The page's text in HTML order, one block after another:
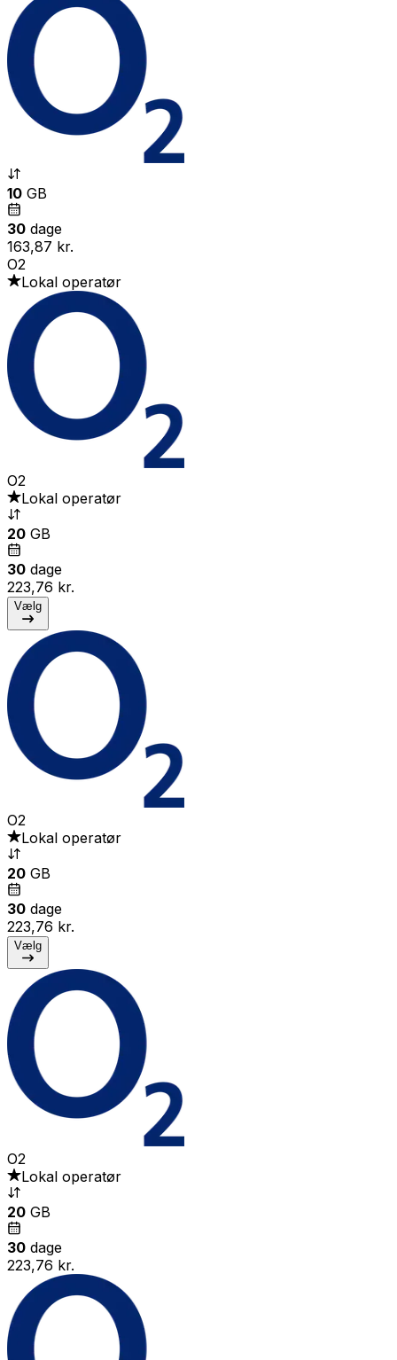
10 GB
30 dage
163,87 kr.
O2
Lokal operatør
O2
Lokal operatør
20 GB
30 dage
223,76 kr.
Vælg
O2
Lokal operatør
20 GB
30 dage
223,76 kr.
Vælg
O2
Lokal operatør
20 GB
30 dage
223,76 kr.